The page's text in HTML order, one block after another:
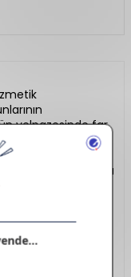
yelpazesinde far
ve ikonik
süre kalıcılık ve
Uygun fiyatıyla
içerikleriyle
ulaşılabilir ve